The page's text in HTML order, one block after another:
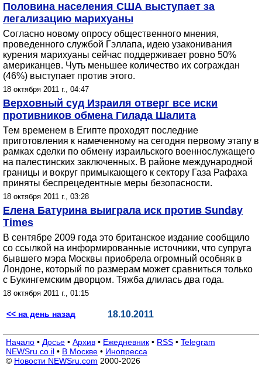
Половина населения США выступает за
легализацию марихуаны
Согласно новому опросу общественного мнения,
проведенного службой Гэллапа, идею узаконивания
курения марихуаны сейчас поддерживает ровно 50%
американцев. Чуть меньшее количество их сограждан
(46%) выступает против этого.
18 октября 2011 г., 04:47
Верховный суд Израиля отверг все иски
противников обмена Гилада Шалита
Тем временем в Египте проходят последние
приготовления к намеченному на сегодня первому этапу в
рамках сделки по обмену израильского военнослужащего
на палестинских заключенных. В районе международной
границы и вокруг примыкающего к сектору Газа Рафаха
приняты беспрецедентные меры безопасности.
18 октября 2011 г., 03:28
Елена Батурина выиграла иск против Sunday
Times
В сентябре 2009 года это британское издание сообщило
со ссылкой на информированные источники, что супруга
бывшего мэра Москвы приобрела огромный особняк в
Лондоне, который по размерам может сравниться только
с Букингемским дворцом. Тяжба длилась два года.
18 октября 2011 г., 01:15
<< на день назад 18.10.2011
Начало • Досье • Архив • Ежедневник • RSS • Telegram
NEWSru.co.il • В Москве • Инопресса
© Новости NEWSru.com 2000-2026